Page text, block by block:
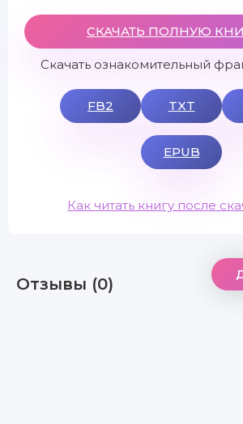
СКАЧАТЬ ПОЛНУЮ
Скачать ознакомительный
FB2 TXT
EPUB
Как читать книгу после
Отзывы (0)